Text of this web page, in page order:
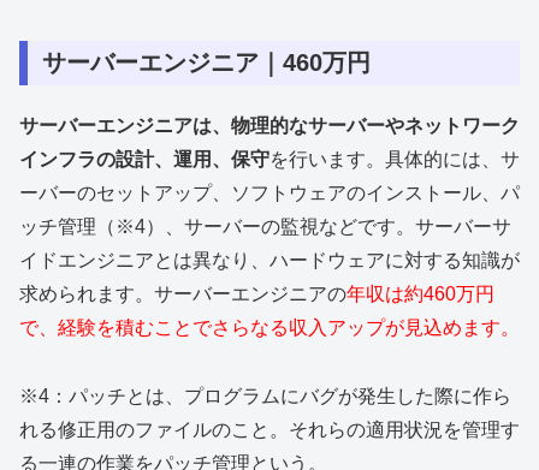
サーバーエンジニア｜460万円
サーバーエンジニアは、物理的なサーバーやネットワーク
インフラの設計、運用、保守を行います。具体的には、サ
ーバーのセットアップ、ソフトウェアのインストール、パ
ッチ管理（※4）、サーバーの監視などです。サーバーサ
イドエンジニアとは異なり、ハードウェアに対する知識が
求められます。サーバーエンジニアの年収は約460万円
で、経験を積むことでさらなる収入アップが見込めます。
※4：パッチとは、プログラムにバグが発生した際に作ら
れる修正用のファイルのこと。それらの適用状況を管理す
る一連の作業をパッチ管理という。